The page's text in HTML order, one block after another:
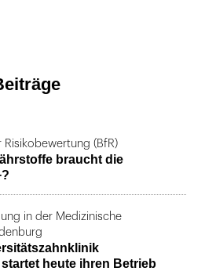
Risikobewertung (BfR)
braucht die
in der Medizinische
heute ihren Betrieb